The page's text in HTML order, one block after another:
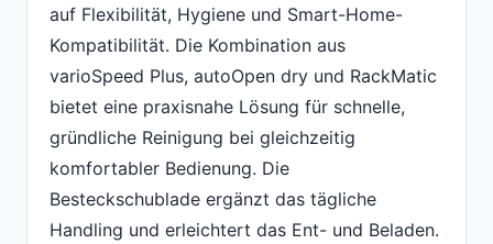
auf Flexibilität, Hygiene und Smart-Home-
Kompatibilität. Die Kombination aus
varioSpeed Plus, autoOpen dry und RackMatic
bietet eine praxisnahe Lösung für schnelle,
gründliche Reinigung bei gleichzeitig
komfortabler Bedienung. Die
Besteckschublade ergänzt das tägliche
Handling und erleichtert das Ent- und Beladen.